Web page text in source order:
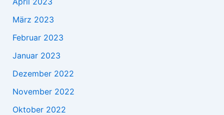
März 2023
Februar 2023
Januar 2023
Dezember 2022
November 2022
Oktober 2022